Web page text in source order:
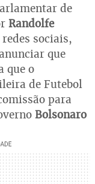
de
Randolfe
sociais,
que
que o
de Futebol
para
Bolsonaro